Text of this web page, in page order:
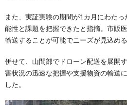
また、実証実験の期間が1カ月にわた
能性と課題を把握できたと指摘。市販
輸送することが可能でニーズが見込め
併せて、山間部でドローン配送を展開
害状況の迅速な把握や支援物資の輸送
した。